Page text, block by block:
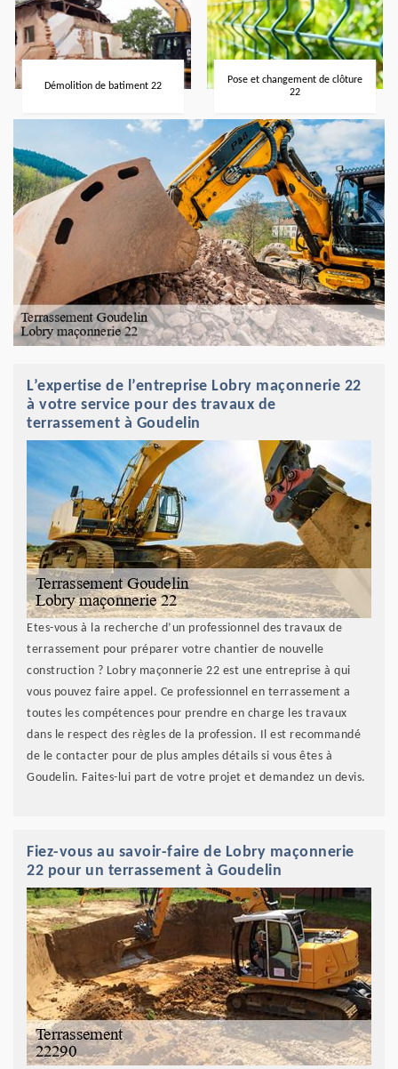
Démolition de batiment 22
Pose et changement de clôture
22
L’expertise de l’entreprise Lobry maçonnerie 22
à votre service pour des travaux de
terrassement à Goudelin
Etes-vous à la recherche d’un professionnel des travaux de
terrassement pour préparer votre chantier de nouvelle
construction ? Lobry maçonnerie 22 est une entreprise à qui
vous pouvez faire appel. Ce professionnel en terrassement a
toutes les compétences pour prendre en charge les travaux
dans le respect des règles de la profession. Il est recommandé
de le contacter pour de plus amples détails si vous êtes à
Goudelin. Faites-lui part de votre projet et demandez un devis.
Fiez-vous au savoir-faire de Lobry maçonnerie
22 pour un terrassement à Goudelin